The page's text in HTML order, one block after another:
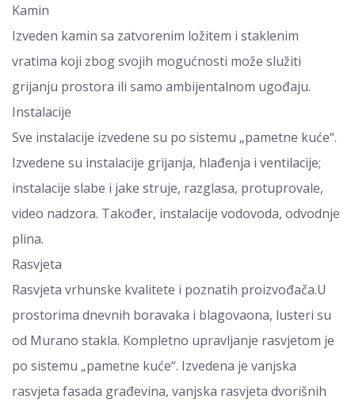
Kamin
Izveden kamin sa zatvorenim ložitem i staklenim
vratima koji zbog svojih mogućnosti može služiti
grijanju prostora ili samo ambijentalnom ugođaju.
Instalacije
Sve instalacije izvedene su po sistemu „pametne kuće“.
Izvedene su instalacije grijanja, hlađenja i ventilacije;
instalacije slabe i jake struje, razglasa, protuprovale,
video nadzora. Također, instalacije vodovoda, odvodnje
plina.
Rasvjeta
Rasvjeta vrhunske kvalitete i poznatih proizvođača.U
prostorima dnevnih boravaka i blagovaona, lusteri su
od Murano stakla. Kompletno upravljanje rasvjetom je
po sistemu „pametne kuće“. Izvedena je vanjska
rasvjeta fasada građevina, vanjska rasvjeta dvorišnih